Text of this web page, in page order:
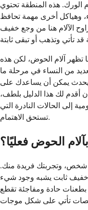
الورك. هذه المنطقة تحتوي
وهياكل أخرى مهمة تحافظ
الآلام هنا من وجع خفيف
تظهر آلام الحوض، لكن هذه
من النساء في مرحلة ما
يحدث يمكن أن يساعدك على
أقدم لك هذا الدليل بلطف،
إلى الحالات النادرة التي
تستحق الاهتمام.
الحوض فعليًا؟
وتجربتك فريدة منك.
ثابت يشبه وجود شيء
حادة ومفاجئة تقطع